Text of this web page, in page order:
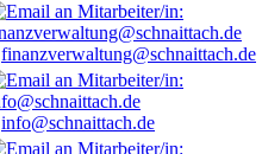
finanzverwaltung@schnaittach.de
info@schnaittach.de